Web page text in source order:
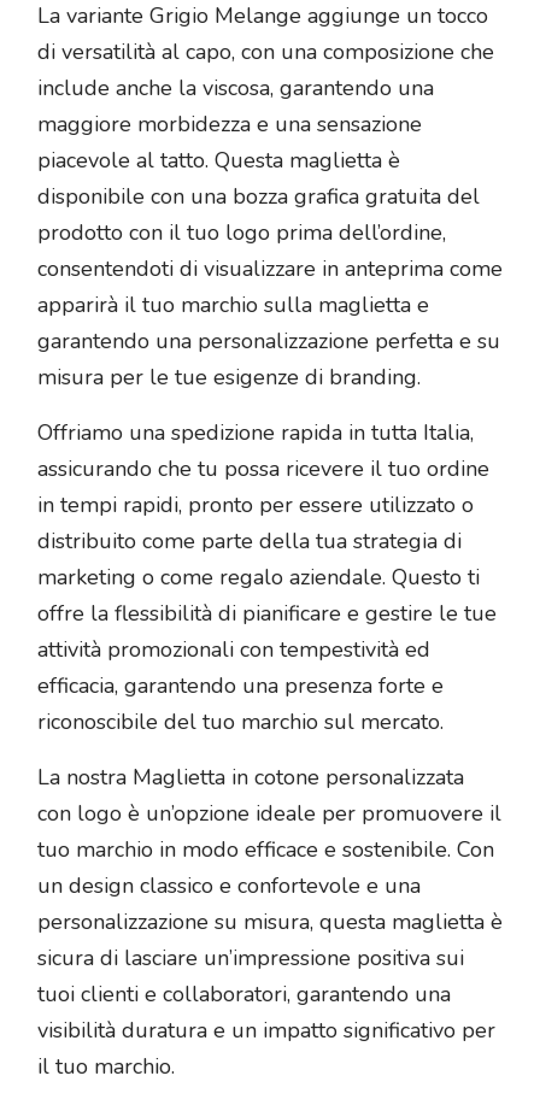
La variante Grigio Melange aggiunge un tocco
di versatilità al capo, con una composizione che
include anche la viscosa, garantendo una
maggiore morbidezza e una sensazione
piacevole al tatto. Questa maglietta è
disponibile con una bozza grafica gratuita del
prodotto con il tuo logo prima dell’ordine,
consentendoti di visualizzare in anteprima come
apparirà il tuo marchio sulla maglietta e
garantendo una personalizzazione perfetta e su
misura per le tue esigenze di branding.
Offriamo una spedizione rapida in tutta Italia,
assicurando che tu possa ricevere il tuo ordine
in tempi rapidi, pronto per essere utilizzato o
distribuito come parte della tua strategia di
marketing o come regalo aziendale. Questo ti
offre la flessibilità di pianificare e gestire le tue
attività promozionali con tempestività ed
efficacia, garantendo una presenza forte e
riconoscibile del tuo marchio sul mercato.
La nostra Maglietta in cotone personalizzata
con logo è un’opzione ideale per promuovere il
tuo marchio in modo efficace e sostenibile. Con
un design classico e confortevole e una
personalizzazione su misura, questa maglietta è
sicura di lasciare un’impressione positiva sui
tuoi clienti e collaboratori, garantendo una
visibilità duratura e un impatto significativo per
il tuo marchio.